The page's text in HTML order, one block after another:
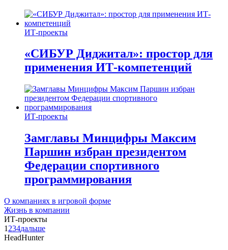
ИТ-проекты
«СИБУР Диджитал»: простор для
применения ИТ-компетенций
ИТ-проекты
Замглавы Минцифры Максим
Паршин избран президентом
Федерации спортивного
программирования
О компаниях в игровой форме
Жизнь в компании
ИТ-проекты
1 234дальше
HeadHunter